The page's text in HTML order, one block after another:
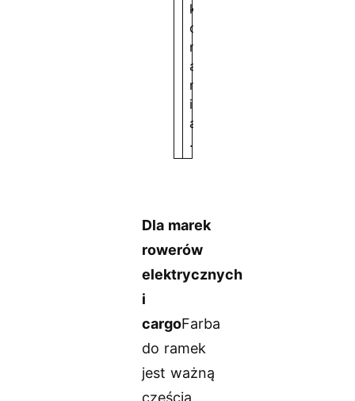
k
o
n
a
n
i
a
.
Dla marek
rowerów
elektrycznych
i
cargoFarba
do ramek
jest ważną
częścią